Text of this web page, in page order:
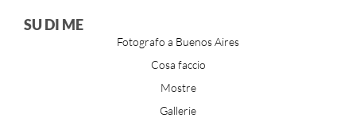
SU DI ME
Fotografo a Buenos Aires
Cosa faccio
Mostre
Gallerie